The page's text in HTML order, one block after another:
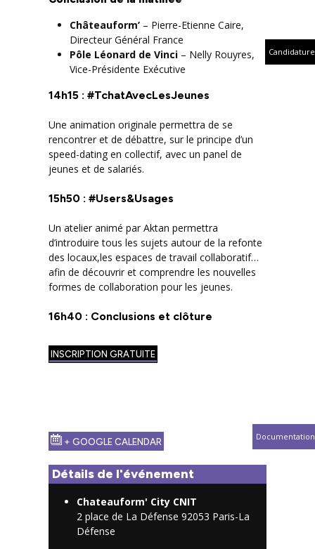
Châteauform’ – Pierre-Etienne Caire,
Directeur Général France
Pôle Léonard de Vinci – Nelly Rouyres,
Vice-Présidente Exécutive
14h15 : #TchatAvecLesJeunes
Une animation originale permettra de se
rencontrer et de débattre, sur le principe d’un
speed-dating en collectif, avec un panel de
jeunes et de salariés.
15h50 : #Users&Usages
Un atelier animé par Aktan permettra
d’introduire tous les sujets autour de la refonte
des locaux,les espaces de travail collaboratif…
afin de découvrir et comprendre les nouvelles
formes de collaboration pour les jeunes.
16h40 : Conclusions et clôture
INSCRIPTION GRATUITE
+ GOOGLE CALENDAR
Détails de l'événement
Chateauform' City CNIT
2 place de La Défense 92053 Paris-La
Défense
Candidature
Documentation